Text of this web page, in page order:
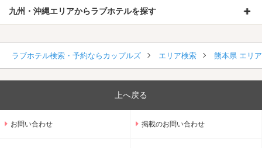
九州・沖縄エリアからラブホテルを探す
ラブホテル検索・予約ならカップルズ エリア検索 熊本県 エリ
上へ戻る
お問い合わせ 掲載のお問い合わせ